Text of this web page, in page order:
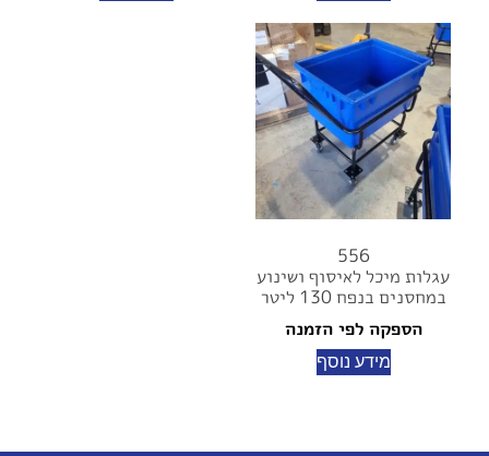
556
עגלות מיכל לאיסוף ושינוע
במחסנים בנפח 130 ליטר
הספקה לפי הזמנה
מידע נוסף